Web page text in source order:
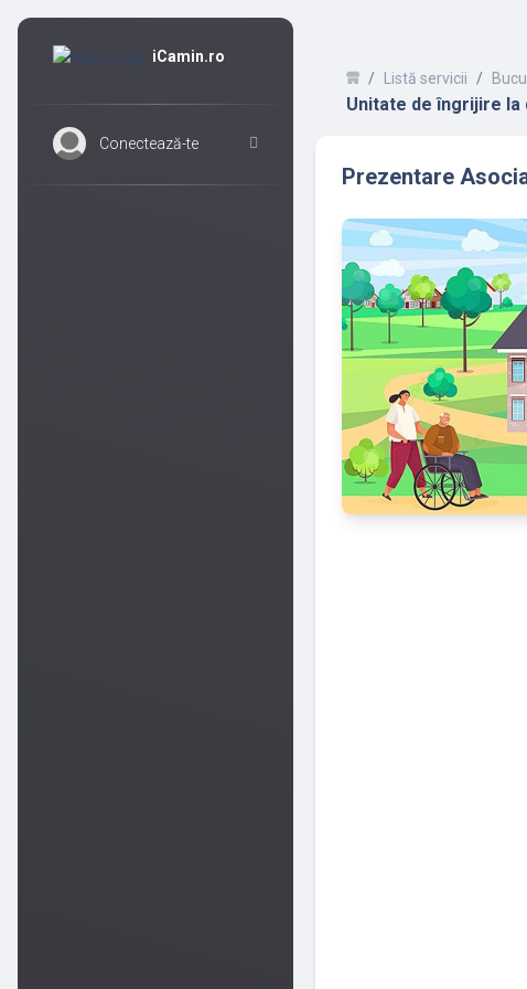
iCamin.ro
Conectează-te
Listă servicii
Unitate de îngrijire la
Prezentare